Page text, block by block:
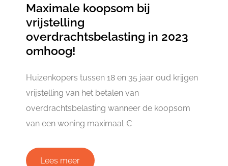
Maximale koopsom bij
vrijstelling
overdrachtsbelasting in 2023
omhoog!
Huizenkopers tussen 18 en 35 jaar oud krijgen
vrijstelling van het betalen van
overdrachtsbelasting wanneer de koopsom
van een woning maximaal €
Lees meer